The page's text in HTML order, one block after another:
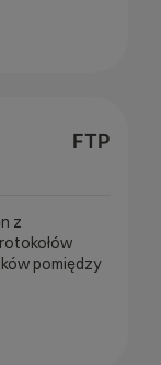
FTP
z
pomiędzy